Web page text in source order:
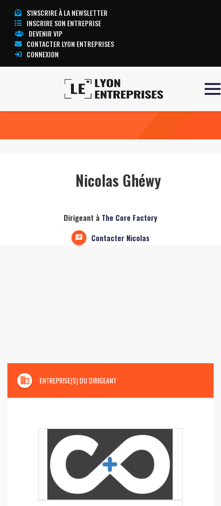
S'INSCRIRE À LA NEWSLETTER
INSCRIRE SON ENTREPRISE
DEVENIR VIP
CONTACTER LYON ENTREPRISES
CONNEXION
Nicolas Ghéwy
Dirigeant à The Core Factory
Contacter Nicolas
domain ENTREPRISE(S) DU DIRIGEANT